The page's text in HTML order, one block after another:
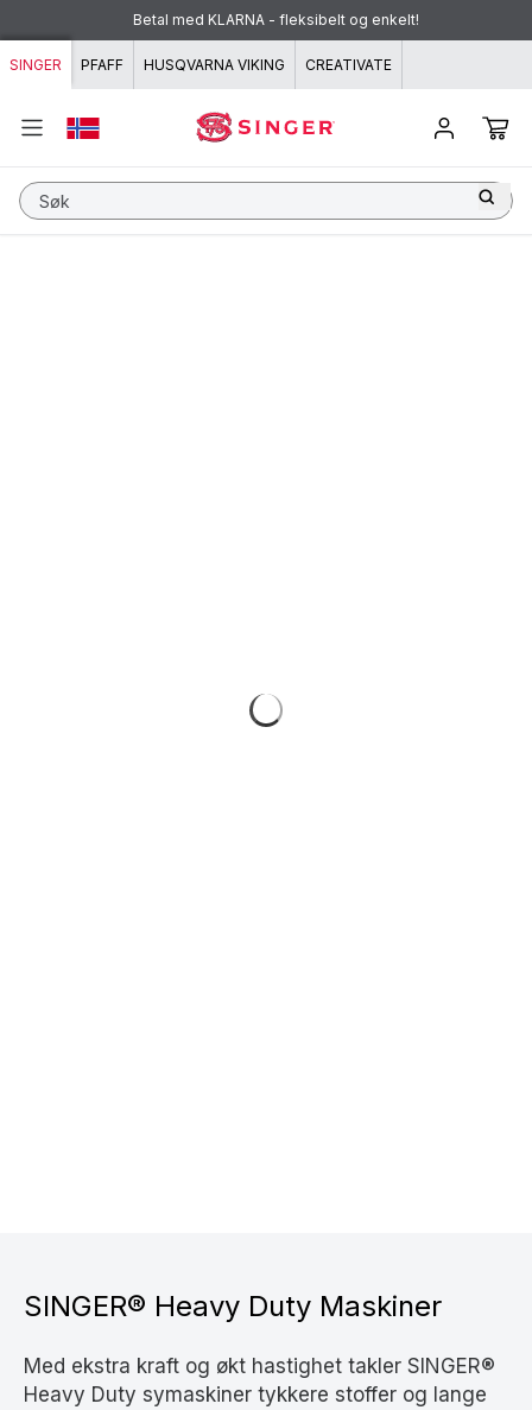
Hopp til innhold
Betal med KLARNA - fleksibelt og enkelt!
SINGER PFAFF HUSQVARNA VIKING CREATIVATE
Søk
SINGER® Heavy Duty Maskiner
Med ekstra kraft og økt hastighet takler SINGER®
Heavy Duty symaskiner tykkere stoffer og lange